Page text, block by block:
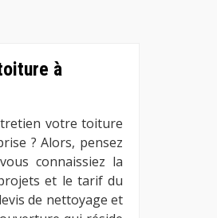
à
votre toiture
? Alors, pensez
connaissiez la
et le tarif du
de nettoyage et